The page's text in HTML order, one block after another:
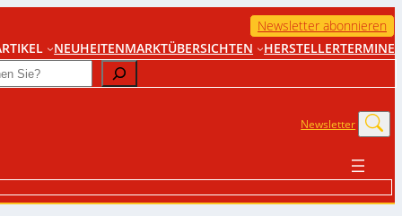
Newsletter abonnieren
NEUHEITENMARKTÜBERSICHTEN HERSTELLERTERMINE
Newsletter